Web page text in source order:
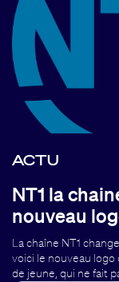
ACTU
NT1 la
nouveau
La chaîne NT1
voici le nouveau logo
de jeune, qui ne fait